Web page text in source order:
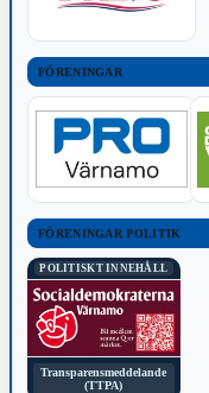
FÖRENINGAR
FÖRENINGAR POLITIK
POLITISKT INNEHÅLL
Transparensmeddelande
(TTPA)